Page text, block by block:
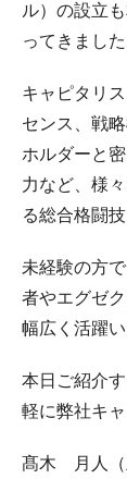
ル）の設立
ってきました
キャピタリ
センス、戦
ホルダーと
力など、様
る総合格闘
未経験の方
者やエグゼ
幅広く活躍
本日ご紹介
軽に弊社キ
髙木 月人（